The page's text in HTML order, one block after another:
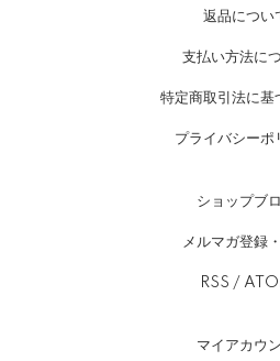
返品につい
支払い方法に
特定商取引法に基
プライバシーポ
ショップブ
メルマガ登録
RSS /
マイアカウ